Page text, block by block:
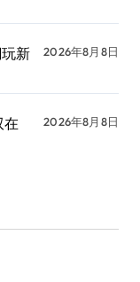
新
2026年8月8日
在
2026年8月8日